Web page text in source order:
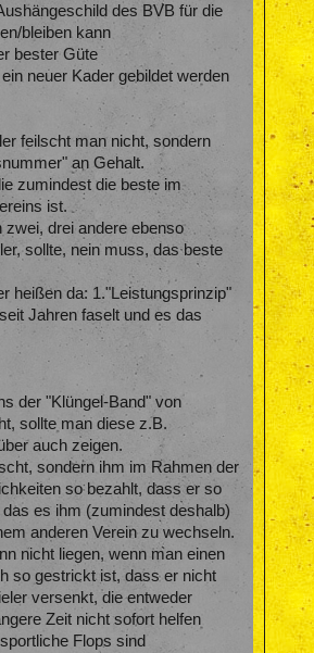
des BVB für die
bleiben kann
bester Güte
neuer Kader gebildet werden
feilscht man nicht, sondern
an Gehalt.
zumindest die beste im
ist.
zwei, drei andere ebenso
sollte, nein muss, das beste
heißen da: 1."Leistungsprinzip"
Jahren faselt und es das
der "Klüngel-Band" von
sollte man diese z.B.
auch zeigen.
sondern ihm im Rahmen der
so bezahlt, dass er so
es ihm (zumindest deshalb)
anderen Verein zu wechseln.
nicht liegen, wenn man einen
so gestrickt ist, dass er nicht
versenkt, die entweder
Zeit nicht sofort helfen
Flops sind